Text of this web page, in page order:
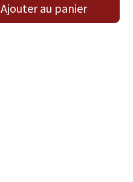
Ajouter au panier